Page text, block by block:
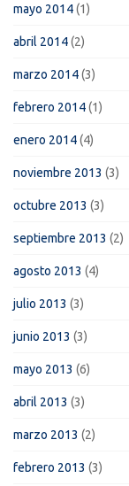
mayo 2014(1)
abril 2014(2)
marzo 2014(3)
febrero 2014(1)
enero 2014(4)
noviembre 2013 (3)
octubre 2013 (3)
septiembre 2013 (2)
agosto 2013 (4)
julio 2013 (3)
junio 2013 (3)
mayo 2013 (6)
abril 2013 (3)
marzo 2013 (2)
febrero 2013 (3)